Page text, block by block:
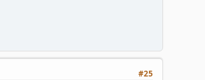
#25